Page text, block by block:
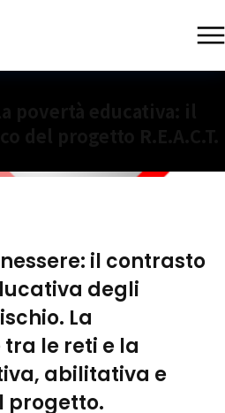
il contrasto
degli
La
le reti e la
abilitativa e
progetto.